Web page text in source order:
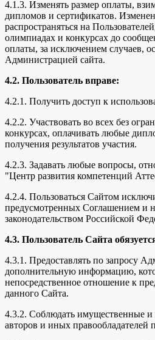
4.1.3. Изменять размер оплаты,
дипломов и сертификатов.
распространяться на
олимпиадах и конкурсах до
оплаты, за исключением случаев,
Администрацией сайта.
4.2. Пользователь вправе:
4.2.1. Получить доступ к
4.2.2. Участвовать во всех без
конкурсах, оплачивать любые
получения результатов участия.
4.2.3. Задавать любые вопросы,
"Центр развития компетенций
4.2.4. Пользоваться Сайтом
предусмотренных Соглашением и
законодательством Российской
4.3. Пользователь Сайта
4.3.1. Предоставлять по запросу
дополнительную информацию,
непосредственное отношение к
данного Сайта.
4.3.2. Соблюдать имущественные
авторов и иных правообладателей